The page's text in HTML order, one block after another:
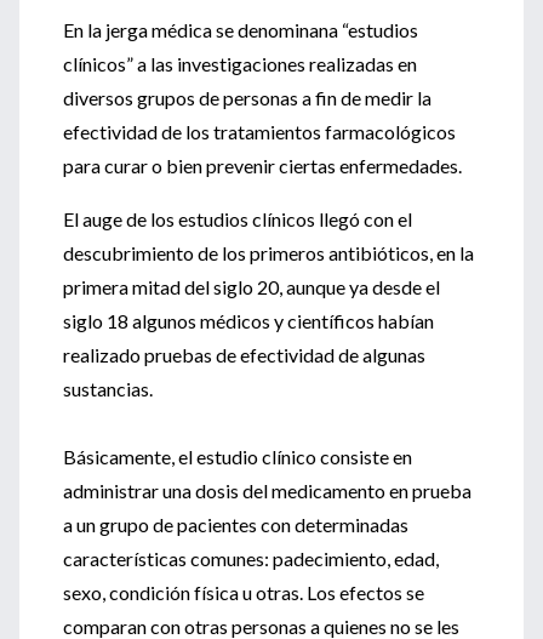
En la jerga médica se denominana “estudios
clínicos” a las investigaciones realizadas en
diversos grupos de personas a fin de medir la
efectividad de los tratamientos farmacológicos
para curar o bien prevenir ciertas enfermedades.
El auge de los estudios clínicos llegó con el
descubrimiento de los primeros antibióticos, en la
primera mitad del siglo 20, aunque ya desde el
siglo 18 algunos médicos y científicos habían
realizado pruebas de efectividad de algunas
sustancias.
Básicamente, el estudio clínico consiste en
administrar una dosis del medicamento en prueba
a un grupo de pacientes con determinadas
características comunes: padecimiento, edad,
sexo, condición física u otras. Los efectos se
comparan con otras personas a quienes no se les